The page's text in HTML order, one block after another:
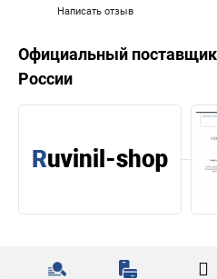
Написать отзыв
Официальный
России